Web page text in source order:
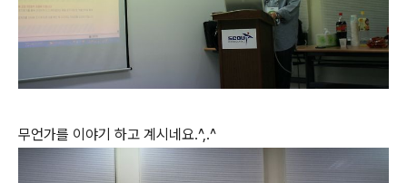
무언가를 이야기 하고 계시네요.^,.^